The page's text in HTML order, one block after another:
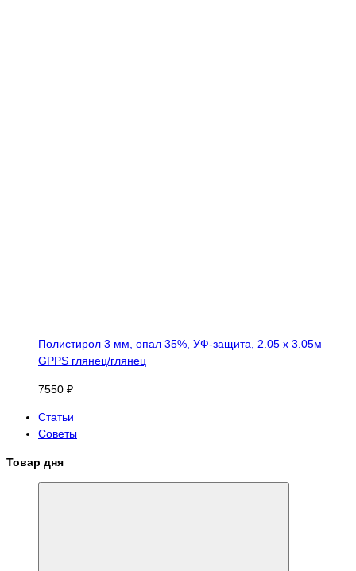
Полистирол 3 мм, опал 35%, УФ-защита, 2.05 х 3.05м
GPPS глянец/глянец
7550 ₽
Статьи
Советы
Товар дня